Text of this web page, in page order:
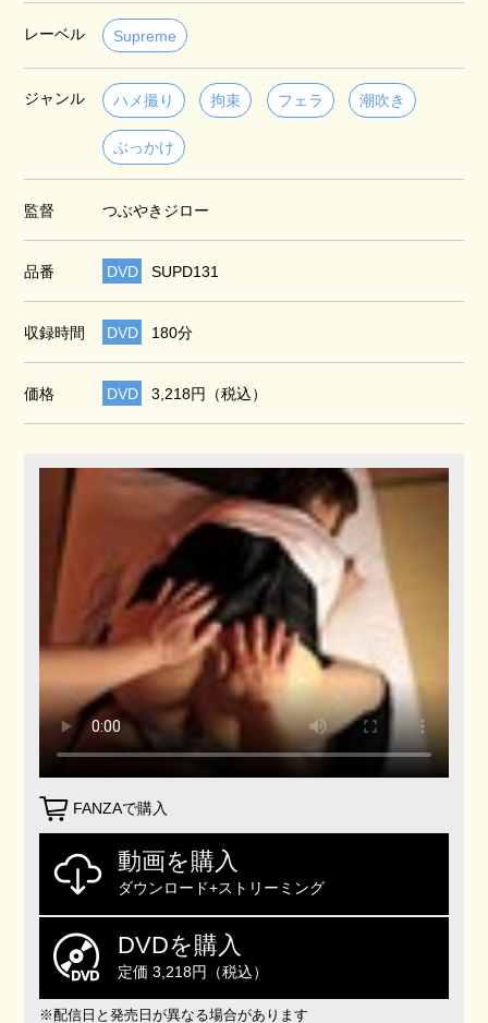
レーベル Supreme
ジャンル ハメ撮り 拘束 フェラ 潮吹き
ぶっかけ
監督 つぶやきジロー
品番 DVD SUPD131
収録時間 DVD 180分
価格 DVD 3,218円（税込）
FANZAで購入
動画を購入
ダウンロード+ストリーミング
DVDを購入
定価 3,218円（税込）
※配信日と発売日が異なる場合があります